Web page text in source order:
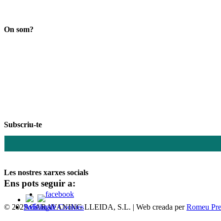
On som?
Subscriu-te
Les nostres xarxes socials
Ens pots seguir a:
© 2025 CARAVANING LLEIDA, S.L. | Web creada perRomeu
Política de Cookies
Avís legal